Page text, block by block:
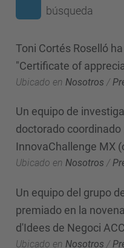
búsqueda
Toni Cortés Roselló
"Certificate of
Ubicado en Nosotros /
Un equipo de
doctorado coordinado
InnovaChallenge MX
Ubicado en Nosotros /
Un equipo del grupo
premiado en la
d'Idees de Negoci
Ubicado en Nosotros /